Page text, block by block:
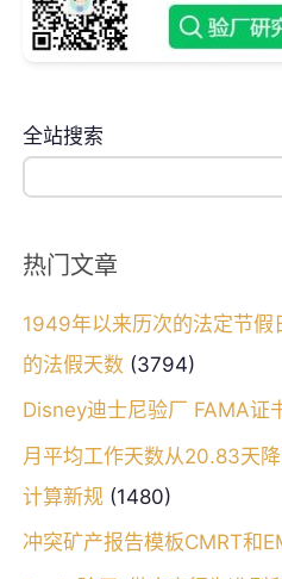
全站搜索
热门文章
1949年以来历次的法定节假
的法假天数 (3794)
Disney迪士尼验厂 FAMA证
月平均工作天数从20.83天
计算新规(1480)
冲突矿产报告模板CMRT和